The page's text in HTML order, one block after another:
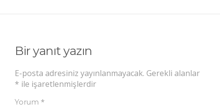
Bir yanıt yazın
E-posta adresiniz yayınlanmayacak. Gerekli alanlar
* ile işaretlenmişlerdir
Yorum *